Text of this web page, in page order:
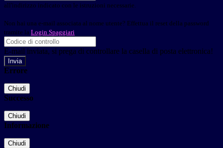
all'indirizzo indicato con le istruzioni necessarie.
Non hai una e-mail associata al nome utente? Effettua il reset della password
tramite la Login Spaggiari
E-mail inviata, si prega di controllare la casella di posta elettronica!
Errore
Chiudi
Successo
Chiudi
Informazione
Chiudi